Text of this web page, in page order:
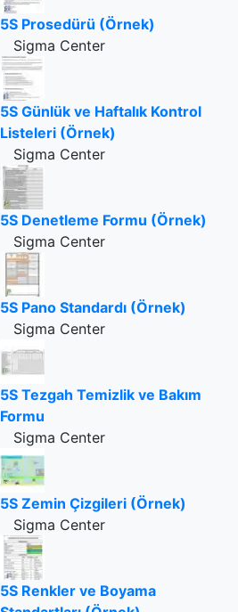
5S Prosedürü (Örnek)
Sigma Center
5S Günlük ve Haftalık Kontrol
Listeleri (Örnek)
Sigma Center
5S Denetleme Formu (Örnek)
Sigma Center
5S Pano Standardı (Örnek)
Sigma Center
5S Tezgah Temizlik ve Bakım
Formu
Sigma Center
5S Zemin Çizgileri (Örnek)
Sigma Center
5S Renkler ve Boyama